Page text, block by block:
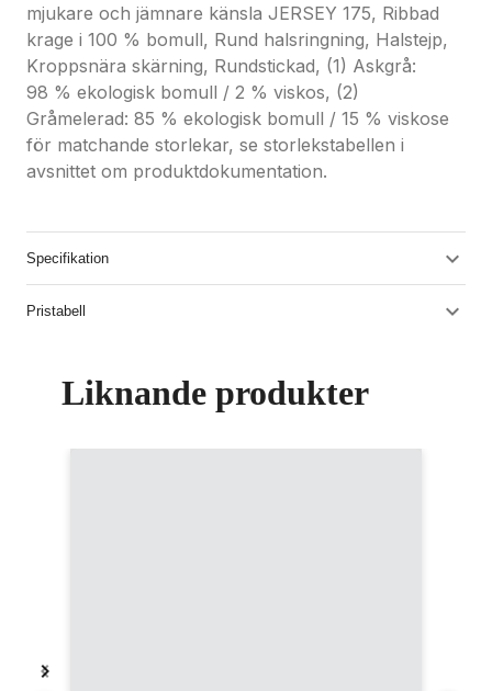
mjukare och jämnare känsla JERSEY 175, Ribbad
krage i 100 % bomull, Rund halsringning, Halstejp,
Kroppsnära skärning, Rundstickad, (1) Askgrå:
98 % ekologisk bomull / 2 % viskos, (2)
Gråmelerad: 85 % ekologisk bomull / 15 % viskose
för matchande storlekar, se storlekstabellen i
avsnittet om produktdokumentation.
Specifikation
Pristabell
Liknande produkter